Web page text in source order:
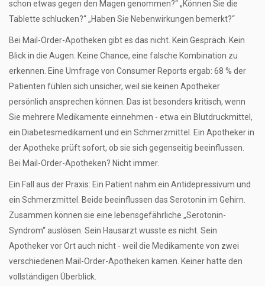
schon etwas gegen den Magen genommen?“ „Können Sie die
Tablette schlucken?“ „Haben Sie Nebenwirkungen bemerkt?“
Bei Mail-Order-Apotheken gibt es das nicht. Kein Gespräch. Kein
Blick in die Augen. Keine Chance, eine falsche Kombination zu
erkennen. Eine Umfrage von Consumer Reports ergab: 68 % der
Patienten fühlen sich unsicher, weil sie keinen Apotheker
persönlich ansprechen können. Das ist besonders kritisch, wenn
Sie mehrere Medikamente einnehmen - etwa ein Blutdruckmittel,
ein Diabetesmedikament und ein Schmerzmittel. Ein Apotheker in
der Apotheke prüft sofort, ob sie sich gegenseitig beeinflussen.
Bei Mail-Order-Apotheken? Nicht immer.
Ein Fall aus der Praxis: Ein Patient nahm ein Antidepressivum und
ein Schmerzmittel. Beide beeinflussen das Serotonin im Gehirn.
Zusammen können sie eine lebensgefährliche „Serotonin-
Syndrom“ auslösen. Sein Hausarzt wusste es nicht. Sein
Apotheker vor Ort auch nicht - weil die Medikamente von zwei
verschiedenen Mail-Order-Apotheken kamen. Keiner hatte den
vollständigen Überblick.